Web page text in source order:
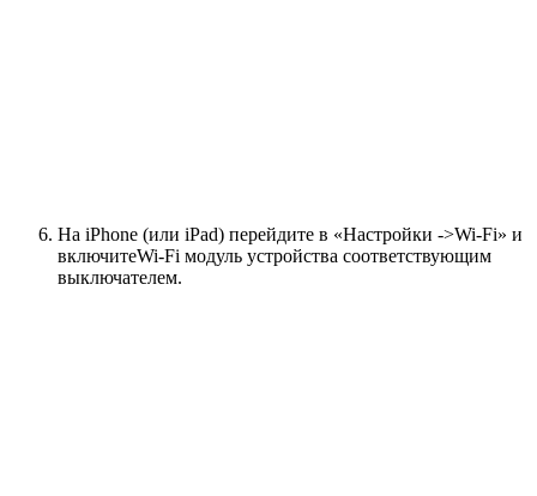
На iPhone (или iPad) перейдите в «Настройки ->Wi-Fi» и
включитеWi-Fi модуль устройства соответствующим
выключателем.